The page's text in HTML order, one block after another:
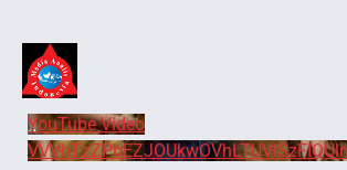
YouTube Video